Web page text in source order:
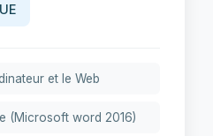
et le Web
(Microsoft word 2016)